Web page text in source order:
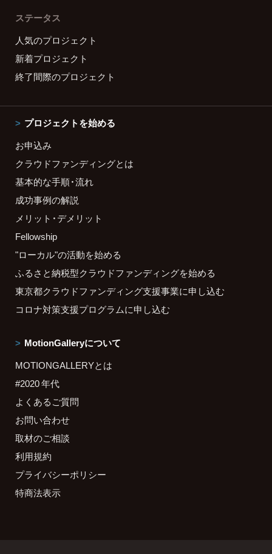
ステータス
人気のプロジェクト
新着プロジェクト
終了間際のプロジェクト
プロジェクトを始める
お申込み
クラウドファンディングとは
基本的な手順・流れ
成功事例の解説
メリット・デメリット
Fellowship
"ローカル"の活動を始める
ふるさと納税型クラウドファンディングを始める
東京都クラウドファンディング支援事業に申し込む
コロナ対策支援プログラムに申し込む
MotionGalleryについて
MOTIONGALLERYとは
#2020 年代
よくあるご質問
お問い合わせ
取材のご相談
利用規約
プライバシーポリシー
特商法表示